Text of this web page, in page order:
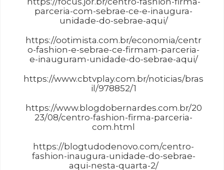
parceria-com-sebrae-ce-e-inaugura-
unidade-do-sebrae-aqui/
https://ootimista.com.br/economia/centr
o-fashion-e-sebrae-ce-firmam-parceria-
e-inauguram-unidade-do-sebrae-aqui/
https://www.cbtvplay.com.br/noticias/bras
il/978852/1
https://www.blogdobernardes.com.br/20
23/08/centro-fashion-firma-parceria-
com.html
https://blogtudodenovo.com/centro-
fashion-inaugura-unidade-do-sebrae-
aqui-nesta-quarta-2/